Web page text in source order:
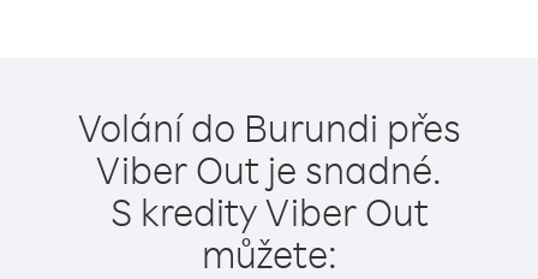
Volání do Burundi přes
Viber Out je snadné.
S kredity Viber Out
můžete: